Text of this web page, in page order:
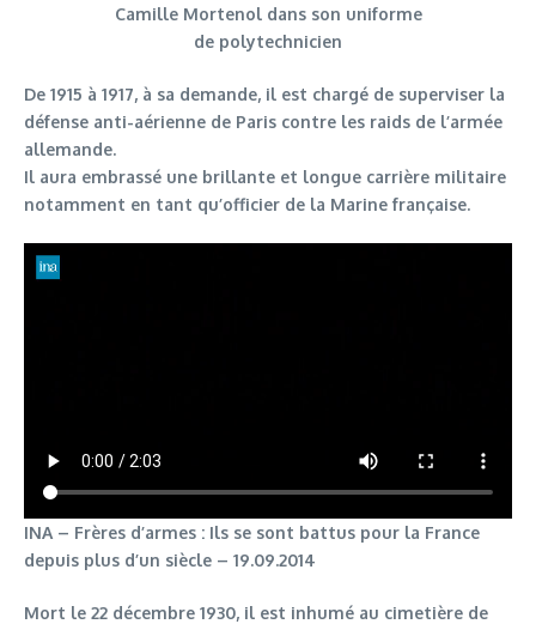
Camille Mortenol dans son uniforme
de polytechnicien
De 1915 à 1917, à sa demande, il est chargé de superviser la
défense anti-aérienne de Paris contre les raids de l’armée
allemande.
Il aura embrassé une brillante et longue carrière militaire
notamment en tant qu’officier de la Marine française.
INA – Frères d’armes : Ils se sont battus pour la France
depuis plus d’un siècle – 19.09.2014
Mort le 22 décembre 1930, il est inhumé au cimetière de